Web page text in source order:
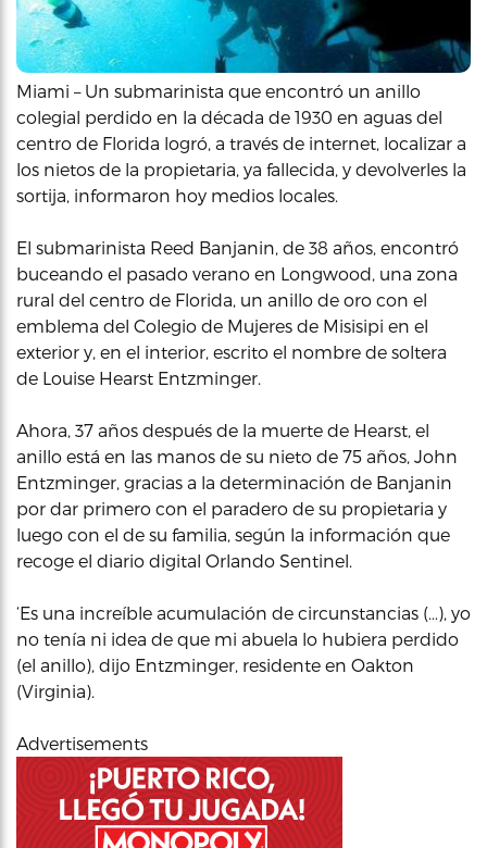
Miami – Un submarinista que encontró un anillo
colegial perdido en la década de 1930 en aguas del
centro de Florida logró, a través de internet, localizar a
los nietos de la propietaria, ya fallecida, y devolverles la
sortija, informaron hoy medios locales.
El submarinista Reed Banjanin, de 38 años, encontró
buceando el pasado verano en Longwood, una zona
rural del centro de Florida, un anillo de oro con el
emblema del Colegio de Mujeres de Misisipi en el
exterior y, en el interior, escrito el nombre de soltera
de Louise Hearst Entzminger.
Ahora, 37 años después de la muerte de Hearst, el
anillo está en las manos de su nieto de 75 años, John
Entzminger, gracias a la determinación de Banjanin
por dar primero con el paradero de su propietaria y
luego con el de su familia, según la información que
recoge el diario digital Orlando Sentinel.
‘Es una increíble acumulación de circunstancias (…), yo
no tenía ni idea de que mi abuela lo hubiera perdido
(el anillo), dijo Entzminger, residente en Oakton
(Virginia).
Advertisements